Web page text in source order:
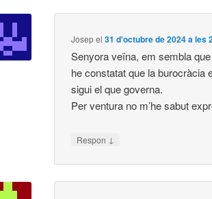
Josepel31 d'octubre de 2024 a les
Senyora veïna, em sembla
he constatat que la burocràcia
sigui el que governa.
Per ventura no m’he sabut
Respon ↓